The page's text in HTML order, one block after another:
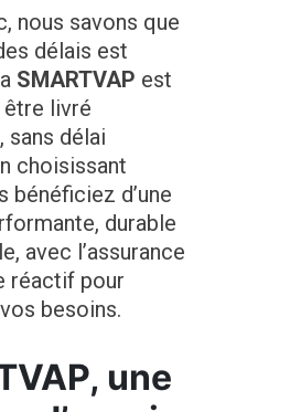
nous savons que
délais est
SMARTVAP est
livré
sans délai
choisissant
bénéficiez d’une
durable
avec l’assurance
réactif pour
besoins.
une